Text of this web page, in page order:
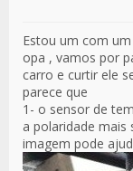
Estou um com
opa , vamos por
carro e curtir ele
parece que
1- o sensor de
a polaridade mais
imagem pode